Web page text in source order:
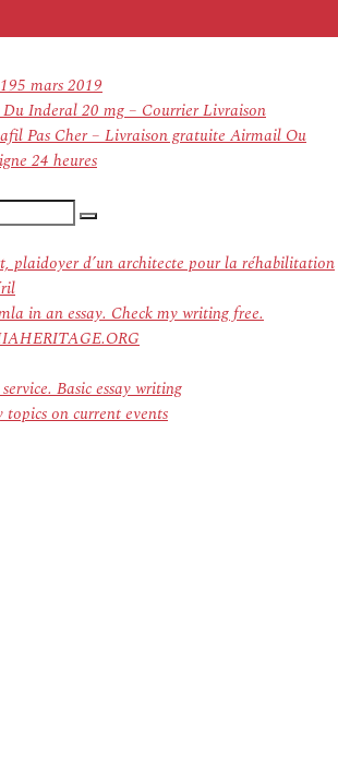
5 mars 2019
Inderal 20 mg – Courrier Livraison
Pas Cher – Livraison gratuite Airmail Ou
24 heures
Recherche
plaidoyer d’un architecte pour la réhabilitation
in an essay. Check my writing free.
Basic essay writing
topics on current events